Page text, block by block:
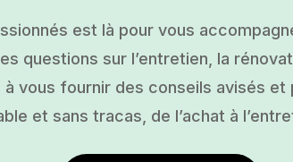
est là pour vous
questions sur l’entretien, la
à vous fournir des conseils avisés
et sans tracas, de l’achat à